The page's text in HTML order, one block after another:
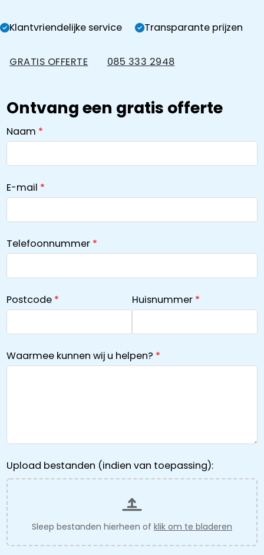
Klantvriendelijke service Transparante prijzen
GRATIS OFFERTE 085 333 2948
Ontvang een gratis offerte
Naam
E-mail
Telefoonnummer
Postcode Huisnummer
Waarmee kunnen wij u helpen?
Upload bestanden (indien van toepassing):
Sleep bestanden hierheen of klik om te bladeren